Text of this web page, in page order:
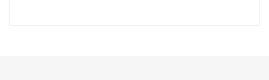
Bu ürünün fiyat bilgisi, resim, ürün açıklamalarında